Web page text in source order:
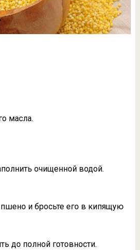
масла.
очищенной водой.
и бросьте его в кипящую
до полной готовности.